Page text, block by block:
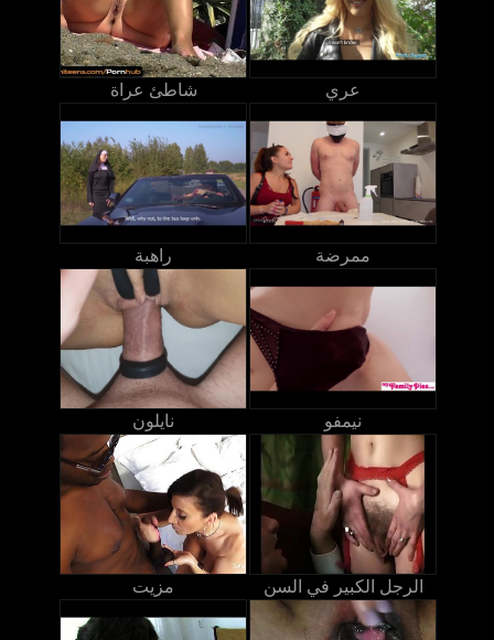
شاطئ عراة عري
راهبة ممرضة
نايلون نيمفو
مزيت الرجل الكبير في السن